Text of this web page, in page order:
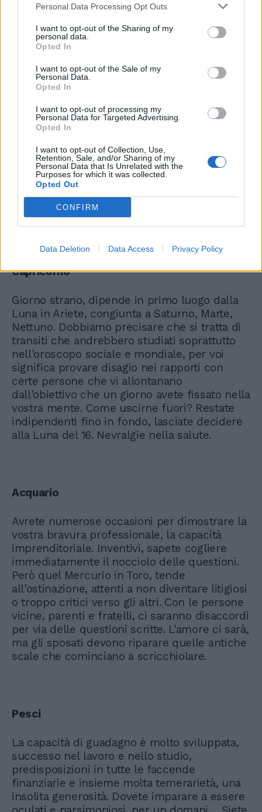
Personal Data Processing Opt Outs
I want to opt-out of the Sharing of my
personal data.
Opted In
I want to opt-out of the Sale of my
Personal Data.
Opted In
I want to opt-out of processing my
Personal Data for Targeted Advertising.
Opted In
I want to opt-out of Collection, Use,
Retention, Sale, and/or Sharing of my
Personal Data that Is Unrelated with the
Purposes for which it was collected.
Opted Out
CONFIRM
Data Deletion Data Access Privacy Policy
Sagittario
Speriamo di trovarvi in ottima forma, perché
mercoledì si presenta come un giorno di
sicuro successo nel campo professionale ma
anche sul piano domestico-familiare può
succedere qualcosa di importante. Il mattino
ha l’oro in bocca, Luna in Ariete porta fortuna,
tutte le iniziative lavorative e finanziarie
hanno qualcosa di speciale. Sì, a nuove intese
professionali-commerciali, da accettare quasi
senza riserve. Amicizie in primo piano,
l'amore è nuovamente molto caldo.
Capricorno
Giorno strano, dipende in primo luogo dalla
Luna in Ariete, congiunta a Saturno, Marte,
Nettuno. Dobbiamo precisare che si tratta di
transiti che andrebbero studiati soprattutto
nell'oroscopo sociale e mondiale, per voi
significa provare disagio nei rapporti con
certe persone che vi allontanano
dall'obiettivo che un giorno avete fissato nella
vostra mente. Come uscirne fuori? Restate
indipendenti fino in fondo, lasciate decidere
alla Luna del 16. Nevralgie nella salute.
Acquario
Avrete numerose occasioni per dimostrare la
vostra bravura professionale, la capacità
imprenditoriale. Inventivi, sapete cogliere
immediatamente il nocciolo delle questioni.
Però quel Mercurio in Toro, tende
all'ostinazione, attenti a non diventare litigiosi
o troppo critici verso gli altri. Con le persone
vicine, parenti e fratelli, ci saranno disaccordi
per via delle questioni scritte. L'amore ci sarà,
ma gli sposati devono riparare quelle antiche
scale che cominciano a scricchiolare.
Pesci
La capacità di guadagno è molto sviluppata,
successo nel lavoro e nello studio,
predisposizioni in tutte le faccende
finanziarie e insieme molta temerarietà, una
insolita generosità. Dovete imparare a essere